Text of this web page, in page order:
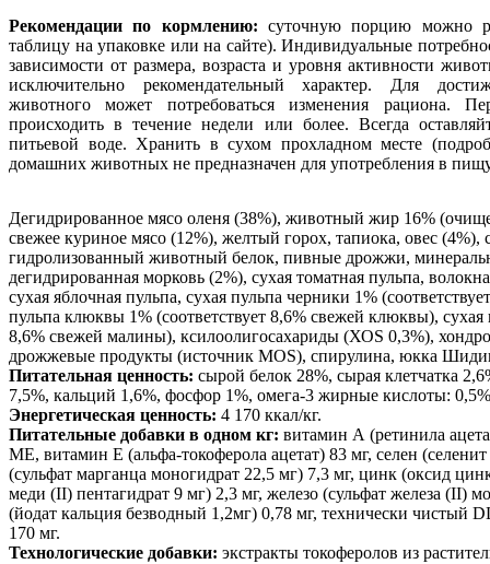
Рекомендации по кормлению: суточную порцию можно
таблицу на упаковке или на сайте). Индивидуальные
зависимости от размера, возраста и уровня активности
исключительно рекомендательный характер. Для
животного может потребоваться изменения рациона.
происходить в течение недели или более. Всегда
питьевой воде. Хранить в сухом прохладном месте
домашних животных не предназначен для употребления в
Дегидрированное мясо оленя (38%), животный жир 16%
свежее куриное мясо (12%), желтый горох, тапиока, овес (4%),
гидролизованный животный белок, пивные дрожжи,
дегидрированная морковь (2%), сухая томатная пульпа,
сухая яблочная пульпа, сухая пульпа черники 1%
пульпа клюквы 1% (соответствует 8,6% свежей клюквы), сухая
8,6% свежей малины), ксилоолигосахариды (ХОS 0,3%),
дрожжевые продукты (источник МОS), спирулина, юкка
Питательная ценность: сырой белок 28%, сырая клетчатка
7,5%, кальций 1,6%, фосфор 1%, омега-3 жирные кислоты:
Энергетическая ценность: 4 170 ккал/кг.
Питательные добавки в одном кг: витамин А (ретинила
МЕ, витамин E (альфа-токоферола ацетат) 83 мг, селен
(сульфат марганца моногидрат 22,5 мг) 7,3 мг, цинк (оксид
меди (II) пентагидрат 9 мг) 2,3 мг, железо (сульфат железа (II)
(йодат кальция безводный 1,2мг) 0,78 мг, технически чистый
170 мг.
Технологические добавки: экстракты токоферолов из